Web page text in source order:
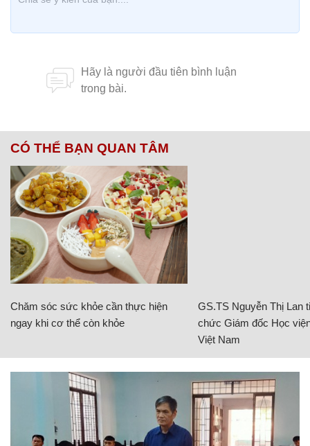
CÓ THỂ BẠN QUAN TÂM
Chăm sóc sức khỏe cần thực hiện
ngay khi cơ thể còn khỏe
GS.TS Nguyễn Thị Lan
chức Giám đốc Học
Việt Nam